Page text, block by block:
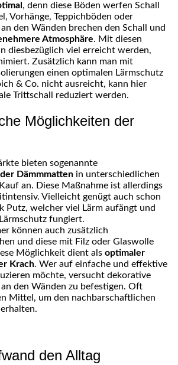
, denn diese Böden werfen Schall
Vorhänge, Teppichböden oder
den Wänden brechen den Schall und
Atmosphäre. Mit diesen
diesbezüglich viel erreicht werden,
Zusätzlich kann man mit
einen optimalen Lärmschutz
& Co. nicht ausreicht, kann hier
Trittschall reduziert werden.
Möglichkeiten der
bieten sogenannte
Dämmmatten in unterschiedlichen
an. Diese Maßnahme ist allerdings
Vielleicht genügt auch schon
Putz, welcher viel Lärm aufängt und
fungiert.
können auch zusätzlich
und diese mit Filz oder Glaswolle
Möglichkeit dient als optimaler
Krach. Wer auf einfache und effektive
möchte, versucht dekorative
den Wänden zu befestigen. Oft
Mittel, um den nachbarschaftlichen
den Alltag